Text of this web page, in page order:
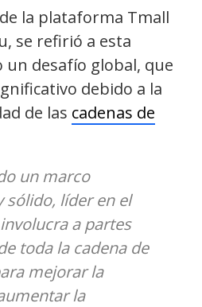
la plataforma Tmall
se refirió a esta
desafío global, que
debido a la
de las cadenas de
un marco
sólido, líder en el
a partes
toda la cadena de
mejorar la
la